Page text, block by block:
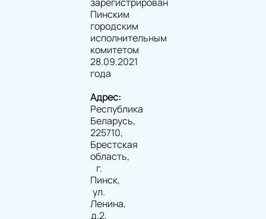
Пинским
городским
исполнительным
комитетом
28.09.2021
года
Адрес:
Республика
Беларусь,
225710,
Брестская
область,
г.
Пинск,
ул.
Ленина,
д.2,